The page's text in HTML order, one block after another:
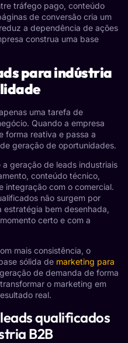
tráfego pago, conteúdo
de conversão cria um
a dependência de ações
construa uma base
para indústria
uma tarefa de
Quando a empresa
forma reativa e passa a
geração de oportunidades.
geração de leads industriais
conteúdo técnico,
integração com o comercial.
não surgem por
estratégia bem desenhada,
certo e com a
mais consistência, o
sólida de marketing para
de demanda de forma
o marketing em
real.
qualificados
B2B